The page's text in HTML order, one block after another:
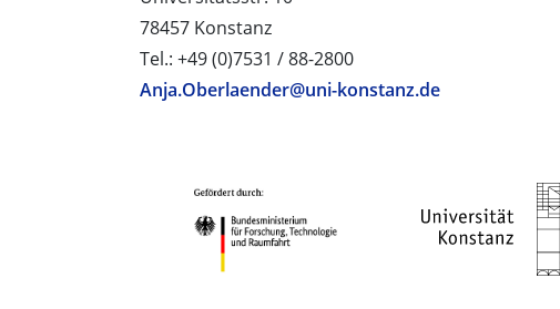
78457 Konstanz
Tel.: +49 (0)7531 / 88-2800
Anja.Oberlaender@uni-konstanz.de